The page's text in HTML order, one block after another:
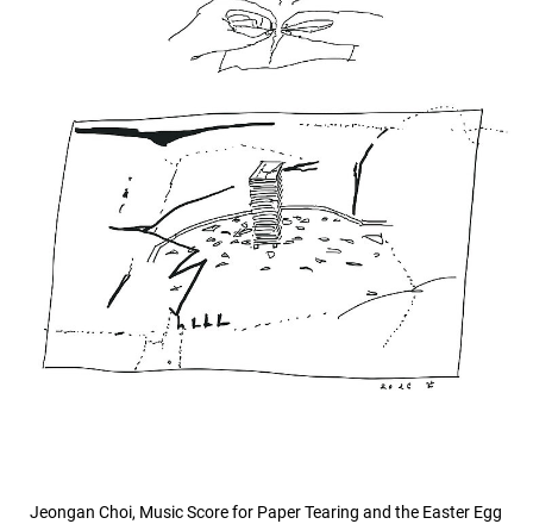
Jeongan Choi, Music Score for Paper Tearing and the Easter Egg